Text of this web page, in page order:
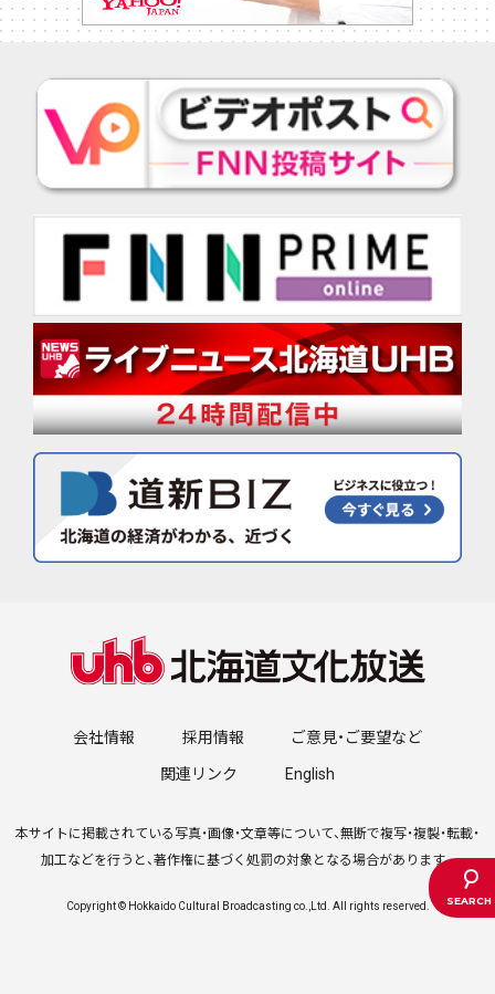
会社情報 採用情報 ご意見・ご要望など
関連リンク English
本サイトに掲載されている写真・画像・文章等について、無断で複写・複製・転載・
加工などを行うと、著作権に基づく処罰の対象となる場合があります。
Copyright © Hokkaido Cultural Broadcasting co.,Ltd. All rights reserved.